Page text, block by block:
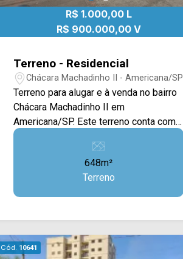
R$ 1.000,00 L
R$ 900.000,00 V
Terreno - Residencial
Chácara Machadinho II - Americana/SP
Terreno para alugar e à venda no bairro
Chácara Machadinho II em
Americana/SP. Este terreno conta com
648M², oferecendo uma ampla área
plana com muro e portão, também
contém outras construções ao redor.
Localizado próximo à Av. Bandeirantes,
Av. Paulista e Av. Nossa Sra. de Fátima.
Madri, Hospital Municipal, escola
Polivalente. Entre em contato com a
equipe da Arbix Imóveis e agende a
648m²
Terreno
Cód. 10641